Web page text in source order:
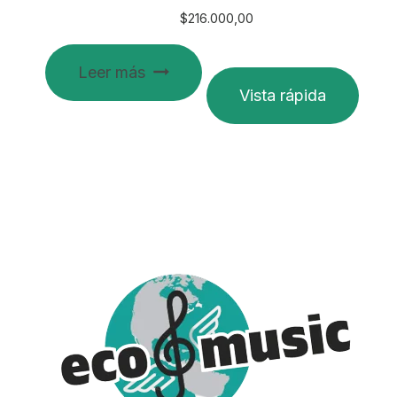
$216.000,00
Leer más
Vista rápida